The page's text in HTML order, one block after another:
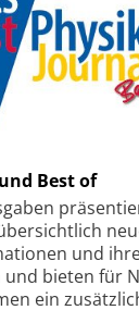
Best of
und
und bieten für
ein
mit